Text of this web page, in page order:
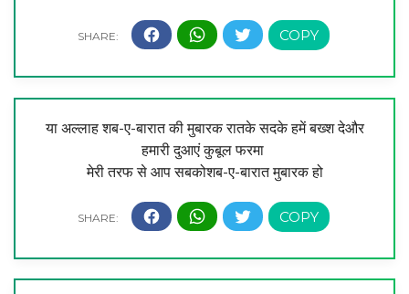
या अल्लाह शब-ए-बारात की मुबारक रातके सदके हमें बख्‍श देऔर
हमारी दुआएं कुबूल फरमा
मेरी तरफ से आप सबकोशब-ए-बारात मुबारक हो